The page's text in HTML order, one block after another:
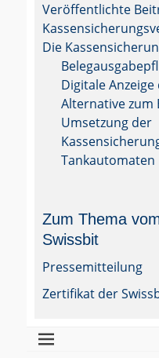
Veröffentlichte
Die
Digitale Anzeige
Alternative zum
Umsetzung der
Tankautomaten
Zum Thema
Swissbit
Pressemitteilung
Zertifikat der